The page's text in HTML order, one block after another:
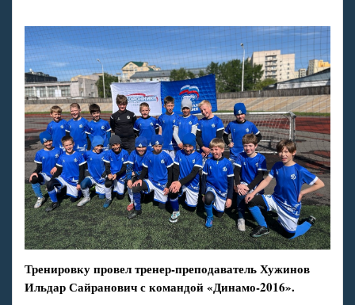
Тренировку провел тренер-преподаватель Хужинов
Ильдар Сайранович с командой «Динамо-2016».